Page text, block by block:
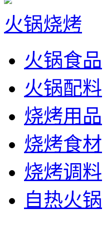
火锅烧烤
火锅食品
火锅配料
烧烤用品
烧烤食材
烧烤调料
自热火锅